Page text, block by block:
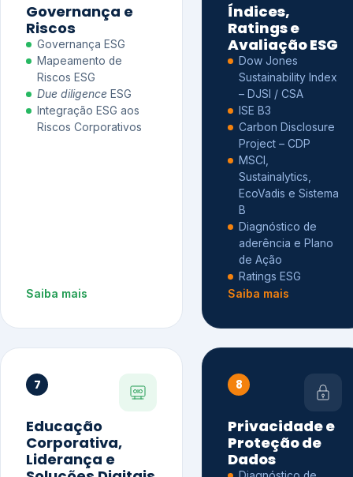
Governança e
Riscos
Governança ESG
Mapeamento de
Riscos ESG
Due diligence ESG
Integração ESG aos
Riscos Corporativos
Saiba mais
Índices,
Ratings e
Avaliação ESG
Dow Jones
Sustainability Index
– DJSI / CSA
ISE B3
Carbon Disclosure
Project – CDP
MSCI,
Sustainalytics,
EcoVadis e Sistema
B
Diagnóstico de
aderência e Plano
de Ação
Ratings ESG
Saiba mais
7
Educação
Corporativa,
Liderança e
8
Privacidade e
Proteção de
Dados